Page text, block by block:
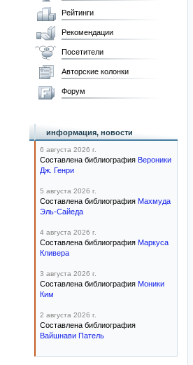
Рейтинги
Рекомендации
Посетители
Авторские колонки
Форум
информация, новости
6 августа 2026 г.
Составлена библиография Вероники
Дж. Генри
5 августа 2026 г.
Составлена библиография Махмуда
Эль-Сайеда
4 августа 2026 г.
Составлена библиография Маркуса
Кливера
3 августа 2026 г.
Составлена библиография Моники
Ким
2 августа 2026 г.
Составлена библиография
Вайшнави Патель